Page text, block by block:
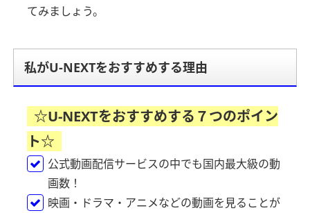
てみましょう。
私がU-NEXTをおすすめする理由
☆U-NEXTをおすすめする７つのポイン
ト☆
公式動画配信サービスの中でも国内最大級の動
画数！
映画・ドラマ・アニメなどの動画を見ることが